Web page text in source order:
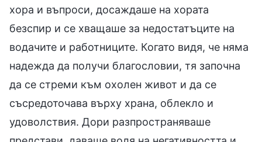
хора и въпроси, досаждаше на хората
безспир и се хващаше за недостатъците на
водачите и работниците. Когато видя, че няма
надежда да получи благословии, тя започна
да се стреми към охолен живот и да се
съсредоточава върху храна, облекло и
удоволствия. Дори разпространяваше